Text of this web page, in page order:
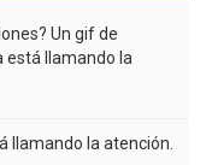
Un gif de
está llamando la
llamando la atención.